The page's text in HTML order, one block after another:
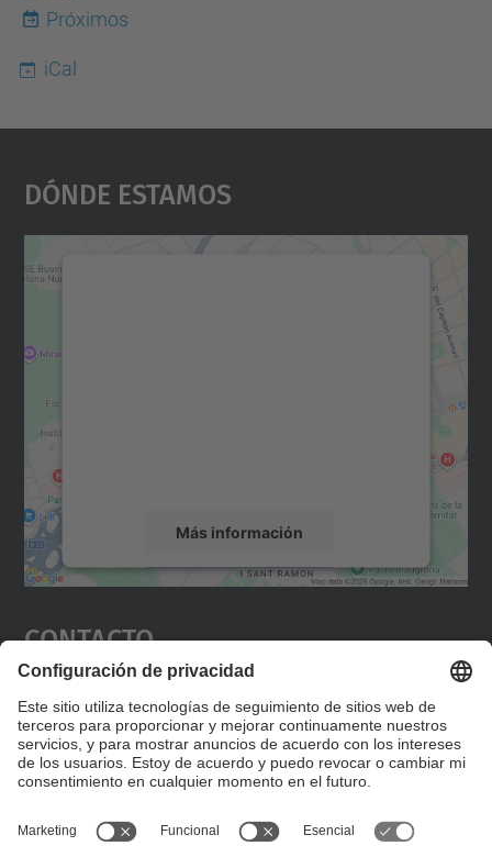
Próximos
iCal
Dónde Estamos
Más información
Aceptar
powered by
Contacto
Editad en la página "Contacto personalizado", que
encontraréis en la raíz de español, vuestros datos
personalizados de contacto.
Formulario de contacto